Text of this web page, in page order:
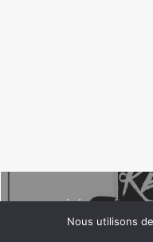
NOUVELLES
Nous utilisons